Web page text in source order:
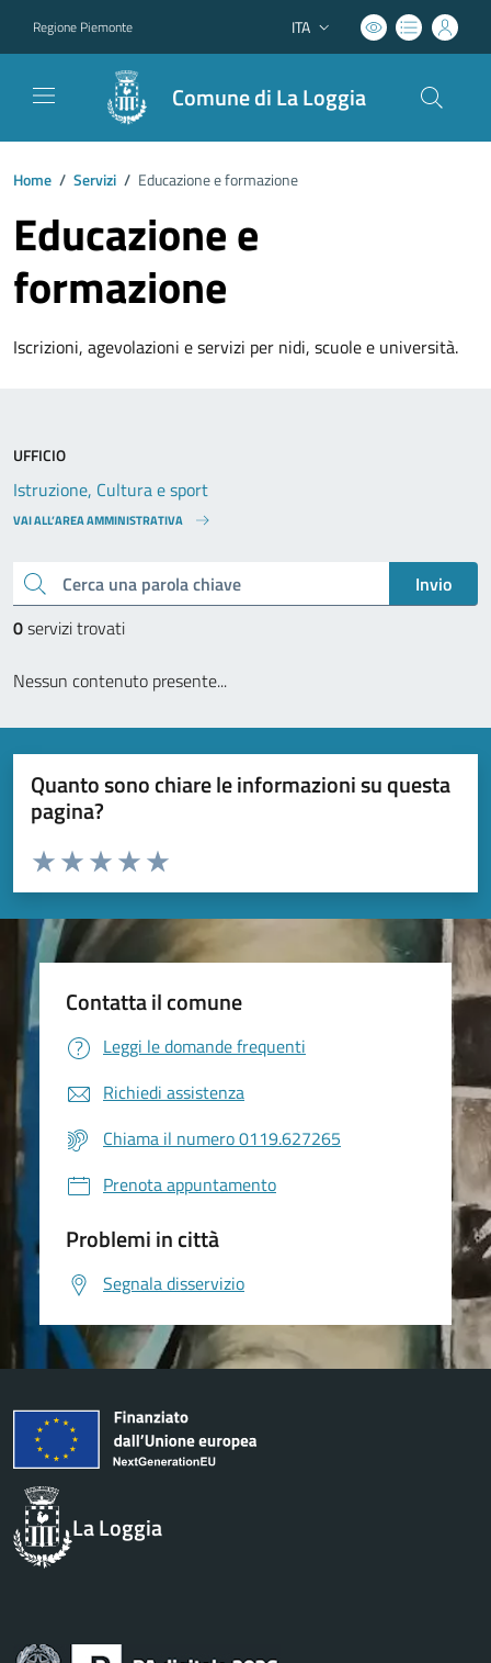
Regione Piemonte Lingua attiva:
ITA
Comune di La Loggia
Home / Servizi / Educazione e formazione
Educazione e
formazione
Iscrizioni, agevolazioni e servizi per nidi, scuole e università.
Cerca una parola chiave
Invio
0servizi trovati
Nessun contenuto presente...
UFFICIO
Istruzione, Cultura e sport
VAI ALL’AREA AMMINISTRATIVA
Quanto sono chiare le informazioni su questa
pagina?
Valuta da 1 a 5 stelle la pagina
Valuta 5 stelle su 5
Valuta 4 stelle su 5
Valuta 3 stelle su 5
Valuta 2 stelle su 5
Valuta 1 stelle su 5
Contatta il comune
Leggi le domande frequenti
Richiedi assistenza
Chiama il numero 0119.627265
Prenota appuntamento
Problemi in città
Segnala disservizio
La Loggia